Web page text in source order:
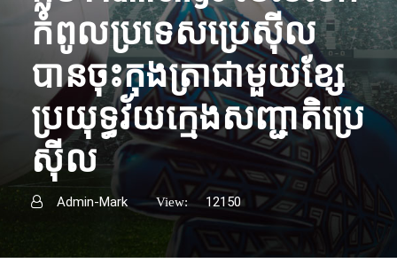
កំពូលប្រទេសប្រេស៊ីល
បានចុះកុងត្រាជាមួយខ្សែ
ប្រយុទ្ធវ័យក្មេងសញ្ជាតិប្រេ
ស៊ីល
Admin-Mark View: 12150